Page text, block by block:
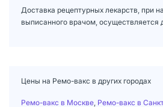
Доставка рецептурных лекарств, при
выписанного врачом, осуществляется
Цены на Ремо-вакс в других городах
Ремо-вакс в Москве Ремо-вакс в